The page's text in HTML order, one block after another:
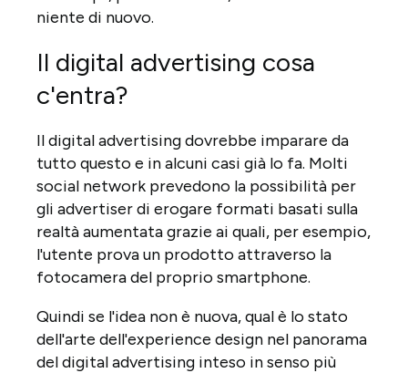
niente di nuovo.
Il digital advertising cosa
c'entra?
Il digital advertising dovrebbe imparare da
tutto questo e in alcuni casi già lo fa. Molti
social network prevedono la possibilità per
gli advertiser di erogare formati basati sulla
realtà aumentata grazie ai quali, per esempio,
l'utente prova un prodotto attraverso la
fotocamera del proprio smartphone.
Quindi se l'idea non è nuova, qual è lo stato
dell'arte dell'experience design nel panorama
del digital advertising inteso in senso più